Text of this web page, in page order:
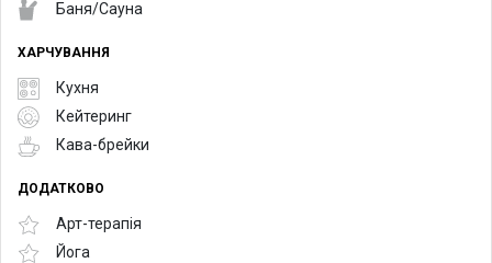
Баня/Сауна
ХАРЧУВАННЯ
Кухня
Кейтеринг
Кава-брейки
ДОДАТКОВО
Арт-терапія
Йога